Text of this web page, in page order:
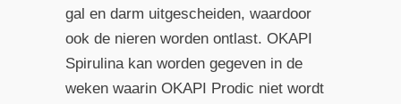
gal en darm uitgescheiden, waardoor
ook de nieren worden ontlast. OKAPI
Spirulina kan worden gegeven in de
weken waarin OKAPI Prodic niet wordt